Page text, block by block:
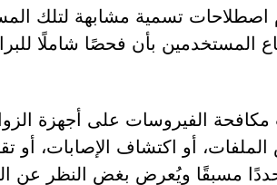
اصطلاحات تسمية مشابهة لتلك
المستخدمين بأن فحصًا شاملًا
مكافحة الفيروسات على أجهزة
أو اكتشاف الإصابات، أو
مسبقًا ويُعرض بغض النظر عن